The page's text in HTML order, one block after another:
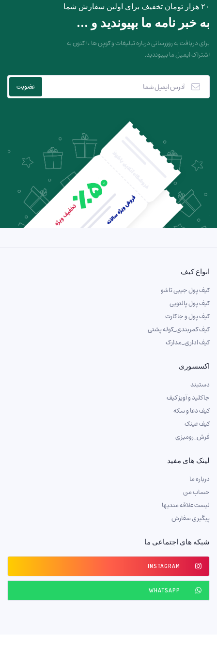
۲۰ هزار تومان تخفیف برای اولین سفارش شما
به خبر نامه ما بپیوندید و ...
برای دریافت به روزرسانی درباره تبلیغات و کوپن ها ، اکنون به
اشتراک ایمیل ما بپیوندید.
انواع کیف
کیف پول جیبی تاشو
کیف پول پالتویی
کیف پول و جاکارت
کیف کمربندی_کوله پشتی
کیف اداری_مدارک
اکسسوری
دستبند
جاکلید و آویز کیف
کیف دعا و سکه
کیف عینک
فرش_رومیزی
لینک های مفید
درباره ما
حساب من
لیست علاقه مندیها
پیگیری سفارش
شبکه های اجتماعی ما
INSTAGRAM
WHATSAPP